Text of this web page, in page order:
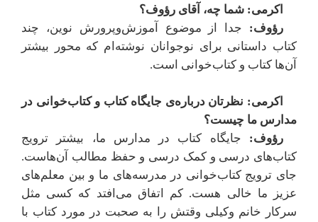
اکرمی: شما چه، آقای رؤوف؟
رؤوف: جدا از موضوع آموزش‌وپرورش نوین، چند
کتاب داستانی برای نوجوانان نوشته‌ام که محور بیشتر
آن‌ها کتاب و کتاب‌خوانی است.
اکرمی: نظرتان درباره‌ی جایگاه کتاب و کتاب‌خوانی در
مدارس ما چیست؟
رؤوف: جایگاه کتاب در مدارس ما، بیشتر ترویج
کتاب‌های درسی و کمک درسی و حفظ مطالب آن‌هاست.
جای ترویج کتاب‌خوانی در مدرسه‌های ما و بین معلم‌های
عزیز ما خالی هست. کم اتفاق می‌افتد که کسی مثل
سرکار خانم وکیلی وقتش را به صحبت در مورد کتاب با